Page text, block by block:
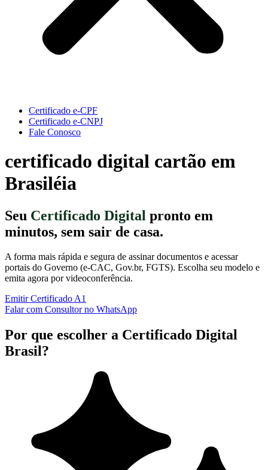
Certificado e-CPF
Certificado e-CNPJ
Fale Conosco
certificado digital cartão em
Brasiléia
Seu Certificado Digital pronto em
minutos, sem sair de casa.
A forma mais rápida e segura de assinar documentos e acessar
portais do Governo (e-CAC, Gov.br, FGTS). Escolha seu modelo e
emita agora por videoconferência.
Emitir Certificado A1
Falar com Consultor no WhatsApp
Por que escolher a Certificado Digital
Brasil?